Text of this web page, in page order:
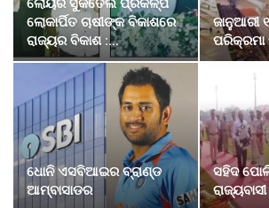
ଲୋୟର ସୁକତେଲ ପ୍ରକଳ୍ପ
ଲୋକାର୍ପିତ ଚାଷୀଙ୍କ ବିକାଶରେ
ରାଜ୍ୟର ବିକାଶ :…
ଜାନୁଆରୀ
ଧୋନି ଏସବିଆଇର ବ୍ରାଣ୍ଡ
ଆମ୍ବାସାଡର
ସହିଦ